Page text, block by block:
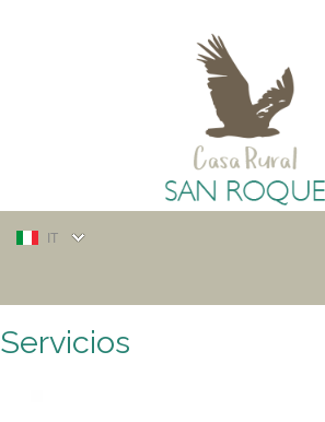
IT
Servicios